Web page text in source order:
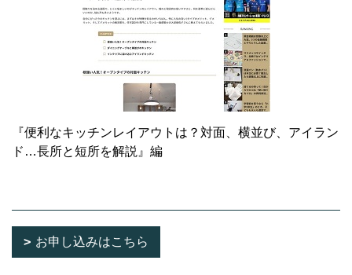
『便利なキッチンレイアウトは？対面、横並び、アイラン
ド…長所と短所を解説』編
お申し込みはこちら